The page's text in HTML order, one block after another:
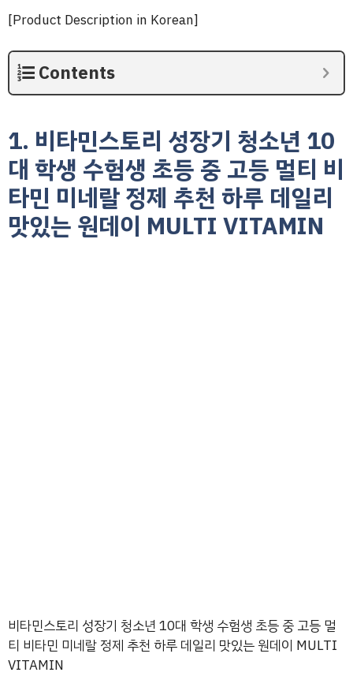
[Product Description in Korean]
Contents
1. 비타민스토리 성장기 청소년 10
대 학생 수험생 초등 중 고등 멀티 비
타민 미네랄 정제 추천 하루 데일리
맛있는 원데이 MULTI VITAMIN
비타민스토리 성장기 청소년 10대 학생 수험생 초등 중 고등 멀
티 비타민 미네랄 정제 추천 하루 데일리 맛있는 원데이 MULTI
VITAMIN